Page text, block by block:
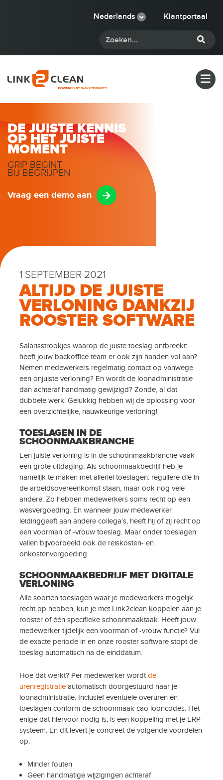
Nederlands Klantportaal
DE JUISTE KENNIS
OP HET JUISTE
MOMENT
GRIP BEGINT
BIJ BEGRIJPEN
Vraag een demo aan
1 SEPTEMBER 2021
ALTIJD DE JUISTE
VERLONING DANKZIJ
ROOSTER SOFTWARE
Salarisstrookjes waarop de juiste toeslag ontbreekt:
heeft jouw backoffice team er ook zijn handen vol aan?
Nemen medewerkers regelmatig contact op vanwege
een onjuiste verloning? En wordt de loonadministratie
dan achteraf handmatig gewijzigd? Zonde, al dat
dubbele werk. Gelukkig hebben wij de oplossing voor
een overzichtelijke, nauwkeurige verloning!
TOESLAGEN IN DE
SCHOONMAAKBRANCHE
Een juiste verloning is in de schoonmaakbranche vaak
een grote uitdaging. Als schoonmaakbedrijf heb je
namelijk te maken met allerlei toeslagen: reguliere die in
de arbeidsovereenkomst staan, maar ook nog vele
andere. Zo hebben medewerkers soms recht op een
wasvergoeding. En wanneer jouw medewerker
leidinggeeft aan andere collega’s, heeft hij of zij recht op
een voorman of -vrouw toeslag. Maar onder toeslagen
vallen bijvoorbeeld ook de reiskosten- en
onkostenvergoeding.
SCHOONMAAKBEDRIJF MET DIGITALE
VERLONING
Alle soorten toeslagen waar je medewerkers mogelijk
recht op hebben, kun je met Link2clean koppelen aan je
rooster of één specifieke schoonmaaktaak. Heeft jouw
medewerker tijdelijk een voorman of -vrouw functie? Vul
de exacte periode in en onze rooster software stopt de
toeslag automatisch na de einddatum.
Hoe dat werkt? Per medewerker wordtde
urenregistratie automatisch doorgestuurd naar je
loonadministratie. Inclusief eventuele overuren én
toeslagen conform de schoonmaak cao looncodes. Het
enige dat hiervoor nodig is, is een koppeling met je ERP-
systeem. En dit levert je concreet de volgende voordelen
op:
Minder fouten
Geen handmatige wijzigingen achteraf